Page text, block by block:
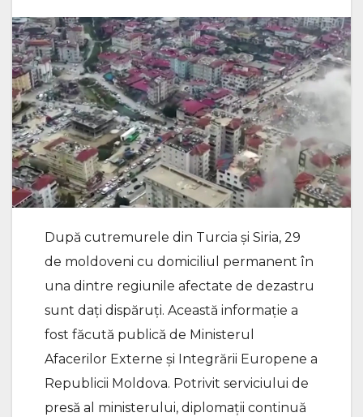
După cutremurele din Turcia și Siria, 29
de moldoveni cu domiciliul permanent în
una dintre regiunile afectate de dezastru
sunt dați dispăruți. Această informație a
fost făcută publică de Ministerul
Afacerilor Externe și Integrării Europene a
Republicii Moldova. Potrivit serviciului de
presă al ministerului, diplomații continuă